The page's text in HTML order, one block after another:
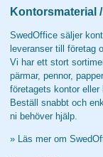
Kontorsmaterial
SwedOffice säljer
leveranser till företag
Vi har ett stort
pärmar, pennor,
företagets kontor eller
Beställ snabbt och
ni behöver hjälp.
» Läs mer om